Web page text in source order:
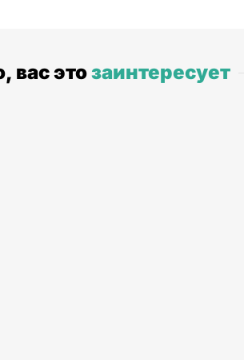
вас этозаинтересует